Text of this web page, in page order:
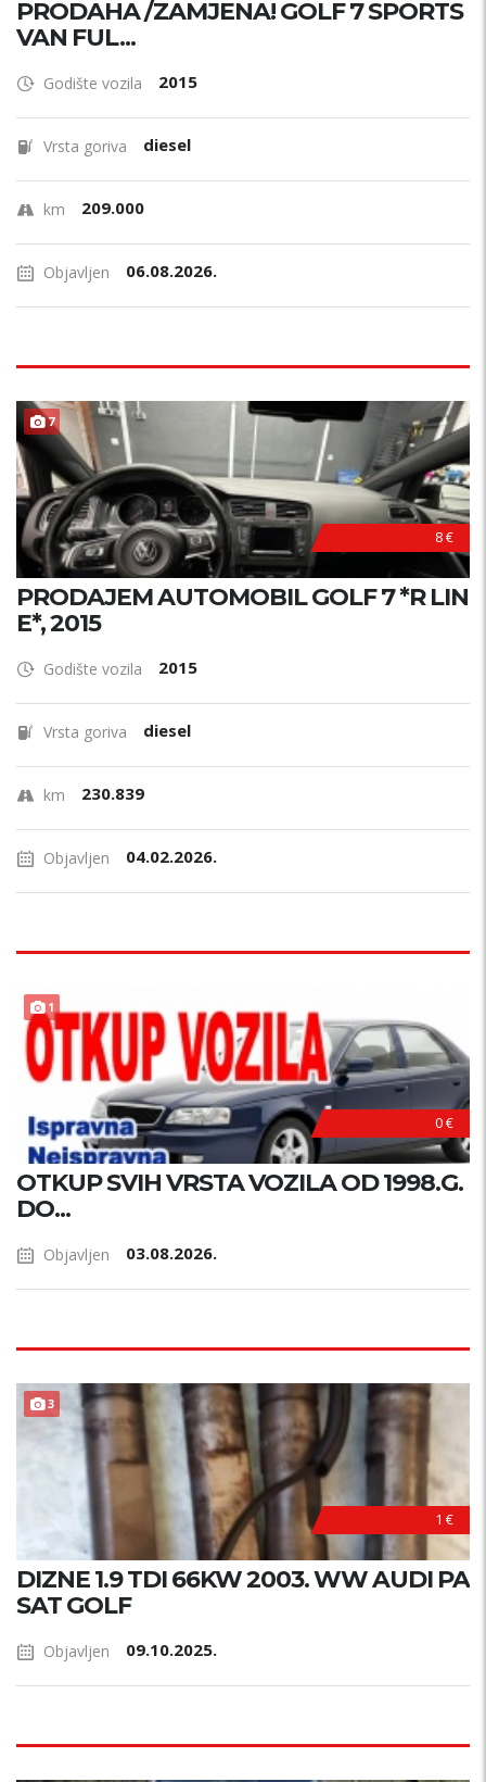
PRODAHA /ZAMJENA! GOLF 7 SPORTS
VAN FUL...
Godište vozila 2015
Vrsta goriva diesel
km 209.000
Objavljen 06.08.2026.
7
8 €
PRODAJEM AUTOMOBIL GOLF 7 *R LIN
E*, 2015
Godište vozila 2015
Vrsta goriva diesel
km 230.839
Objavljen 04.02.2026.
1
0 €
OTKUP SVIH VRSTA VOZILA OD 1998.G.
DO...
Objavljen 03.08.2026.
3
1 €
DIZNE 1.9 TDI 66KW 2003. WW AUDI PA
SAT GOLF
Objavljen 09.10.2025.